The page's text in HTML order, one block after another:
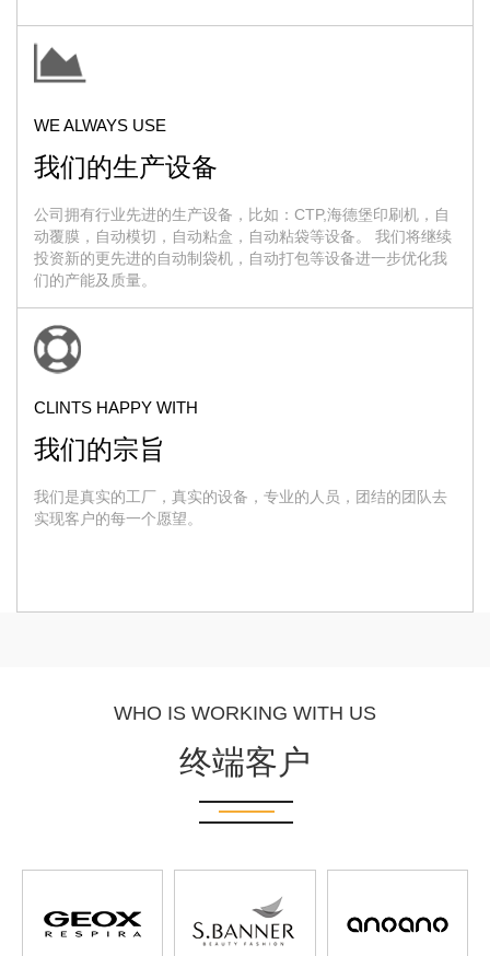
WE ALWAYS USE
我们的生产设备
公司拥有行业先进的生产设备，比如：CTP,海德堡印刷机，自
动覆膜，自动模切，自动粘盒，自动粘袋等设备。 我们将继续
投资新的更先进的自动制袋机，自动打包等设备进一步优化我
们的产能及质量。
CLINTS HAPPY WITH
我们的宗旨
我们是真实的工厂，真实的设备，专业的人员，团结的团队去
实现客户的每一个愿望。
WHO IS WORKING WITH US
终端客户